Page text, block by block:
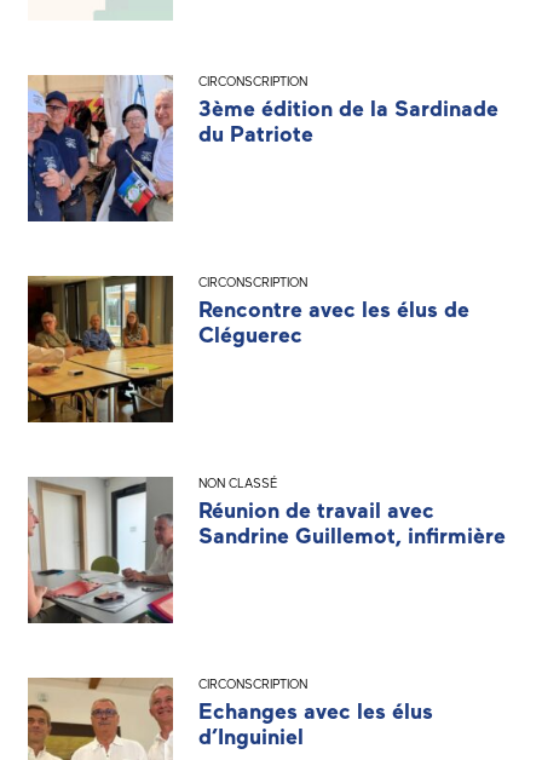
CIRCONSCRIPTION
3ème édition de la Sardinade
du Patriote
CIRCONSCRIPTION
Rencontre avec les élus de
Cléguerec
NON CLASSÉ
Réunion de travail avec
Sandrine Guillemot, infirmière
CIRCONSCRIPTION
Echanges avec les élus
d’Inguiniel